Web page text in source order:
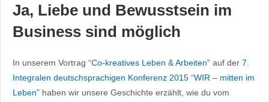
Ja, Liebe und Bewusstsein im
Business sind möglich
In unserem Vortrag “Co-kreatives Leben & Arbeiten” auf der 7.
Integralen deutschsprachigen Konferenz 2015 “WIR – mitten im
Leben” haben wir unsere Geschichte erzählt, wie du vom